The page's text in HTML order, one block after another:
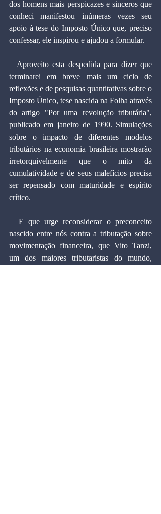
dos homens mais perspicazes e sinceros que
conheci manifestou inúmeras vezes seu
apoio à tese do Imposto Único que, preciso
confessar, ele inspirou e ajudou a formular.
terminarei em breve mais um ciclo de
reflexões e de pesquisas quantitativas sobre o
Imposto Único, tese nascida na Folha através
do artigo "Por uma revolução tributária",
publicado em janeiro de 1990. Simulações
sobre o impacto de diferentes modelos
tributários na economia brasileira mostrarão
irretorquivelmente que o mito da
cumulatividade e de seus malefícios precisa
ser repensado com maturidade e espírito
crítico.
nascido entre nós contra a tributação sobre
movimentação financeira, que Vito Tanzi,
um dos maiores tributaristas do mundo,